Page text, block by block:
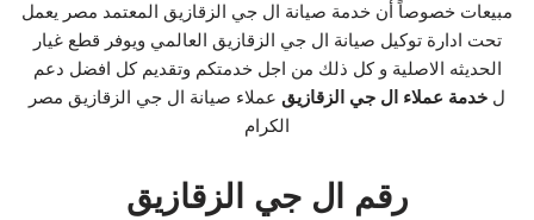
مبيعات خصوصاً أن خدمة صيانة ال جي الزقازيق المعتمد مصر يعمل
تحت ادارة توكيل صيانة ال جي الزقازيق العالمي ويوفر قطع غيار
الحديثه الاصلية و كل ذلك من اجل خدمتكم وتقديم كل افضل دعم
ل خدمة عملاء ال جي الزقازيق عملاء صيانة ال جي الزقازيق مصر
الكرام
رقم ال جي الزقازيق